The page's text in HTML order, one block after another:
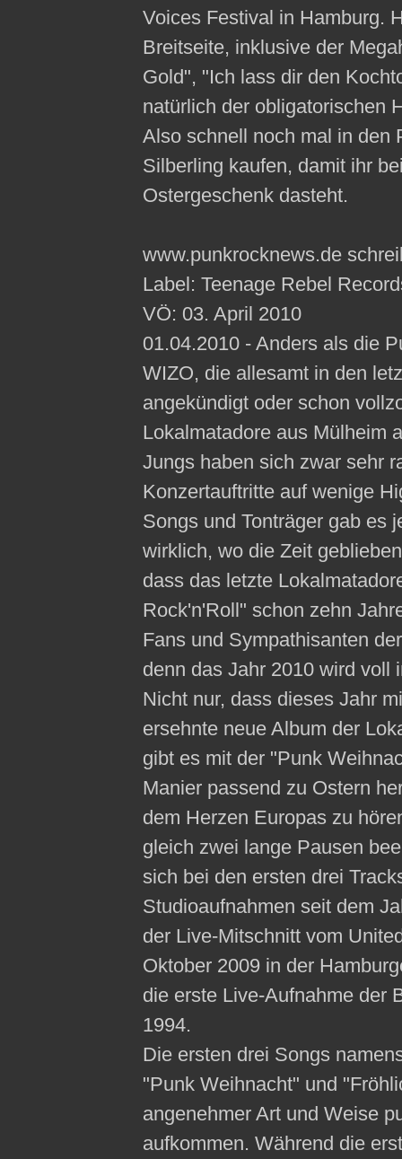
Voices Festival in Hamburg.
Breitseite, inklusive der
Gold", "Ich lass dir den
natürlich der obligatorischen
Also schnell noch mal in den
Silberling kaufen, damit ihr
Ostergeschenk dasteht.
www.punkrocknews.de
Label: Teenage Rebel
VÖ: 03. April 2010
01.04.2010 - Anders als die
WIZO, die allesamt in den
angekündigt oder schon
Lokalmatadore aus Mülheim
Jungs haben sich zwar sehr
Konzertauftritte auf wenige
Songs und Tonträger gab es
wirklich, wo die Zeit
dass das letzte
Rock'n'Roll" schon zehn
Fans und Sympathisanten
denn das Jahr 2010 wird voll
Nicht nur, dass dieses Jahr
ersehnte neue Album der
gibt es mit der "Punk
Manier passend zu Ostern
dem Herzen Europas zu
gleich zwei lange Pausen
sich bei den ersten drei
Studioaufnahmen seit dem
der Live-Mitschnitt vom
Oktober 2009 in der
die erste Live-Aufnahme der
1994.
Die ersten drei Songs
"Punk Weihnacht" und
angenehmer Art und Weise
aufkommen. Während die